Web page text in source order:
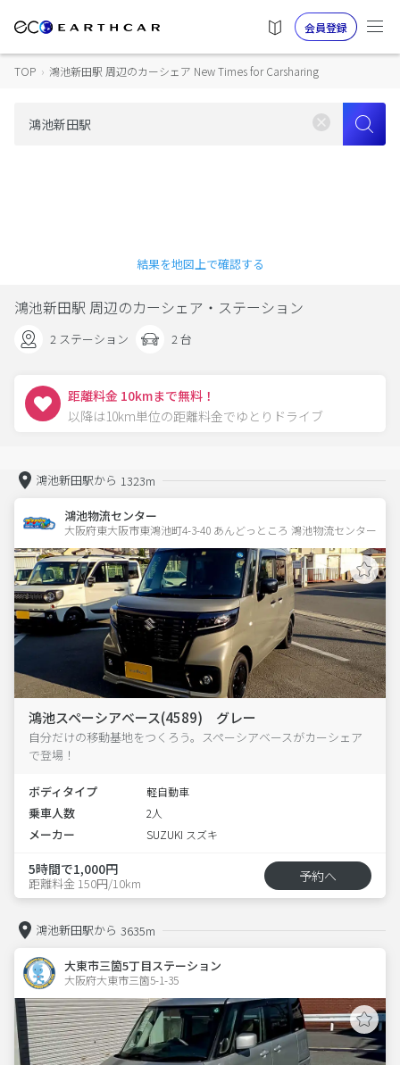
会員登録
TOP › 鴻池新田駅 周辺のカーシェア New Times for Carsharing
結果を地図上で確認する
鴻池新田駅 周辺のカーシェア・ステーション
2 ステーション 2 台
距離料金 10kmまで無料！
以降は10km単位の距離料金でゆとりドライブ
鴻池新田駅から 1323m
鴻池物流センター
大阪府東大阪市東鴻池町4-3-40 あんどっところ 鴻池物流センター
鴻池スペーシアベース(4589) グレー
自分だけの移動基地をつくろう。スペーシアベースがカーシェア
で登場！
ボディタイプ 軽自動車
乗車人数 2人
メーカー SUZUKI スズキ
5時間で1,000円
距離料金 150円/10km 予約へ
鴻池新田駅から 3635m
大東市三箇5丁目ステーション
大阪府大東市三箇5-1-35